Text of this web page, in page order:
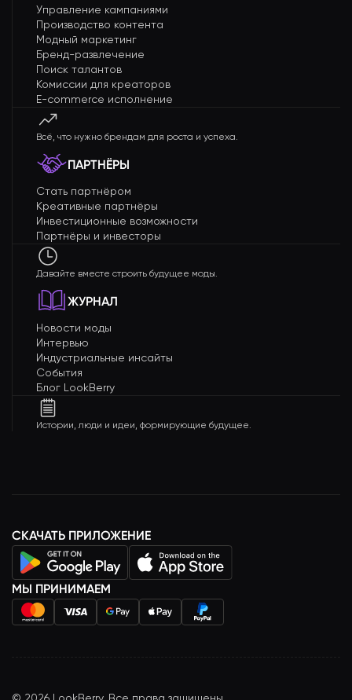
Управление кампаниями
Производство контента
Модный маркетинг
Бренд-развлечение
Поиск талантов
Комиссии для креаторов
E-commerce исполнение
Всё, что нужно брендам для роста и успеха.
ПАРТНЁРЫ
Стать партнёром
Креативные партнёры
Инвестиционные возможности
Партнёры и инвесторы
Давайте вместе строить будущее моды.
ЖУРНАЛ
Новости моды
Интервью
Индустриальные инсайты
События
Блог LookBerry
Истории, люди и идеи, формирующие будущее.
СКАЧАТЬ ПРИЛОЖЕНИЕ
МЫ ПРИНИМАЕМ